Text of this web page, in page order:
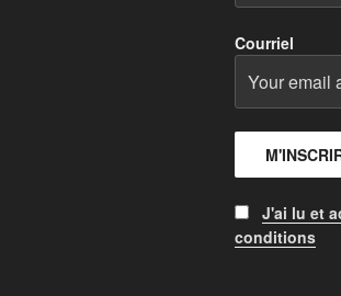
Courriel
J'ai lu et
conditions